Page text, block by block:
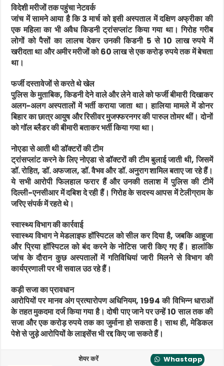
विदेशी मरीजों तक पहुंचा नेटवर्क
जांच में सामने आया है कि 3 मार्च को इसी अस्पताल में दक्षिण अफ्रीका की
एक महिला का भी अवैध किडनी ट्रांसप्लांट किया गया था। गिरोह गरीब
लोगों को पैसों का लालच देकर उनकी किडनी 5 से 10 लाख रुपये में
खरीदता था और अमीर मरीजों को 60 लाख से एक करोड़ रुपये तक में बेचता
था।
फर्जी दस्तावेजों से करते थे खेल
पुलिस के मुताबिक, किडनी देने वाले और लेने वाले को फर्जी बीमारी दिखाकर
अलग-अलग अस्पतालों में भर्ती कराया जाता था। हालिया मामले में डोनर
बिहार का छात्र आयुष और रिसीवर मुजफ्फरनगर की पारुल तोमर थीं। दोनों
को गॉल ब्लैडर की बीमारी बताकर भर्ती किया गया था।
नोएडा से आती थी डॉक्टरों की टीम
ट्रांसप्लांट करने के लिए नोएडा से डॉक्टरों की टीम बुलाई जाती थी, जिसमें
डॉ. रोहित, डॉ. अफजाल, डॉ. वैभव और डॉ. अनुराग शामिल बताए जा रहे हैं।
ये सभी आरोपी फिलहाल फरार हैं और उनकी तलाश में पुलिस की टीमें
दिल्ली-एनसीआर में दबिश दे रही हैं। गिरोह के सदस्य आपस में टेलीग्राम के
जरिए संपर्क में रहते थे।
स्वास्थ्य विभाग की कार्रवाई
स्वास्थ्य विभाग ने मेडलाइफ हॉस्पिटल को सील कर दिया है, जबकि आहूजा
और प्रिया हॉस्पिटल को बंद करने के नोटिस जारी किए गए हैं। हालांकि
जांच के दौरान कुछ अस्पतालों में गतिविधियां जारी मिलने से विभाग की
कार्यप्रणाली पर भी सवाल उठ रहे हैं।
कड़ी सजा का प्रावधान
आरोपियों पर मानव अंग प्रत्यारोपण अधिनियम, 1994 की विभिन्न धाराओं
के तहत मुकदमा दर्ज किया गया है। दोषी पाए जाने पर उन्हें 10 साल तक की
सजा और एक करोड़ रुपये तक का जुर्माना हो सकता है। साथ ही, मेडिकल
पेशे से जुड़े आरोपियों के लाइसेंस भी रद्द किए जा सकते हैं।
शेयर करें
Whastapp